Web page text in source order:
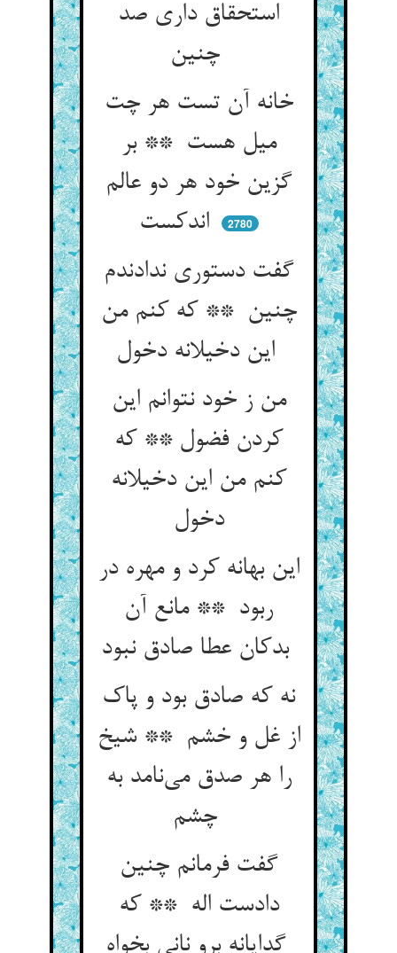
استحقاق داری صد
خانه آن تست هر چت
میل هست ** بر
گزین خود هر دو عالم
اندکست
2780
گفت دستوری ندادندم
چنین ** که کنم من
این دخیلانه دخول
من ز خود نتوانم این
کردن فضول ** که
کنم من این دخیلانه
دخول
این بهانه کرد و مهره در
ربود ** مانع آن
بدکان عطا صادق نبود
نه که صادق بود و پاک
از غل و خشم ** شیخ
را هر صدق می‌نامد به
گفت فرمانم چنین
دادست اله ** که
گدایانه برو نانی بخواه